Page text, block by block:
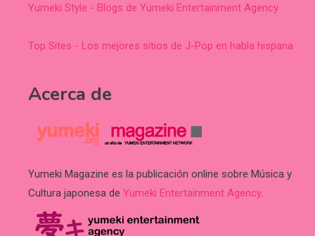
Yumeki Style - Blogs de Yumeki Entertainment Agency
Top Sites - Los mejores sitios de J-Pop en habla hispana
Acerca de
Yumeki Magazine es la publicación online sobre Música y
Cultura japonesa de Yumeki Entertainment Agency.